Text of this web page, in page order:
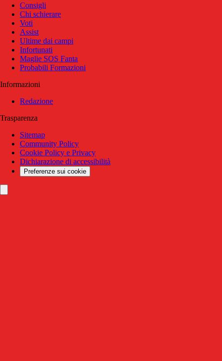
Consigli
Chi schierare
Voti
Assist
Ultime dai campi
Infortunati
Maglie SOS Fanta
Probabili Formazioni
Informazioni
Redazione
Trasparenza
Sitemap
Community Policy
Cookie Policy e Privacy
Dichiarazione di accessibilità
Preferenze sui cookie